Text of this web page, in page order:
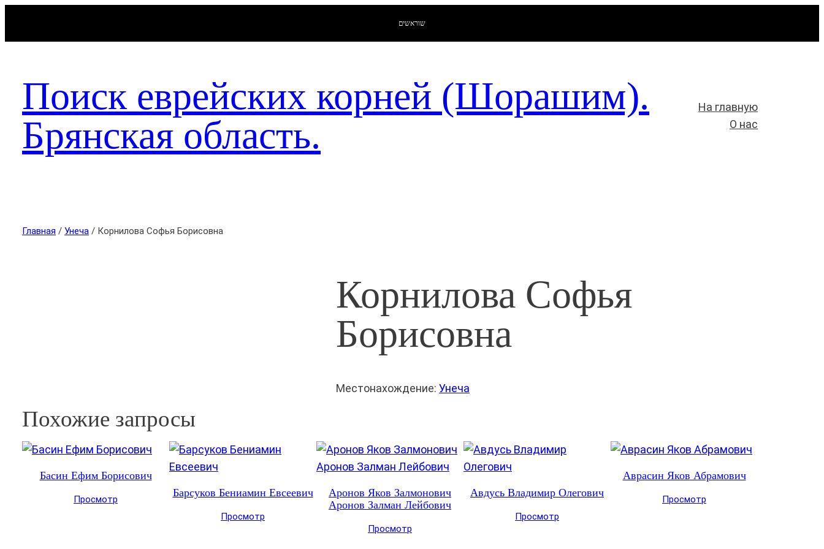
שוראשים
Поиск еврейских корней (Шорашим).
Брянская область.
На главную
О нас
Главная / Унеча / Корнилова Софья Борисовна
Корнилова Софья
Борисовна
Местонахождение: Унеча
Похожие запросы
Басин Ефим Борисович
Просмотр
Барсуков Бениамин Евсеевич
Просмотр
Аронов Яков Залмонович
Аронов Залман Лейбович
Просмотр
Авдусь Владимир Олегович
Просмотр
Аврасин Яков Абрамович
Просмотр